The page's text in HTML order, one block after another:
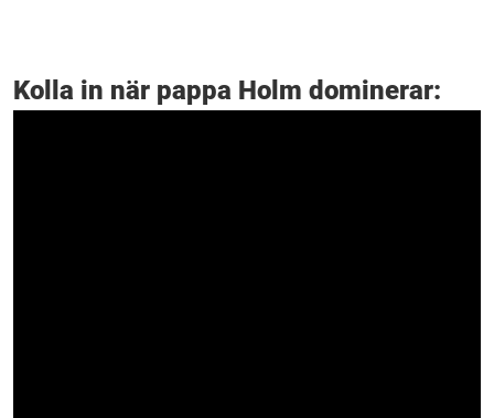
Kolla in när pappa Holm dominerar: